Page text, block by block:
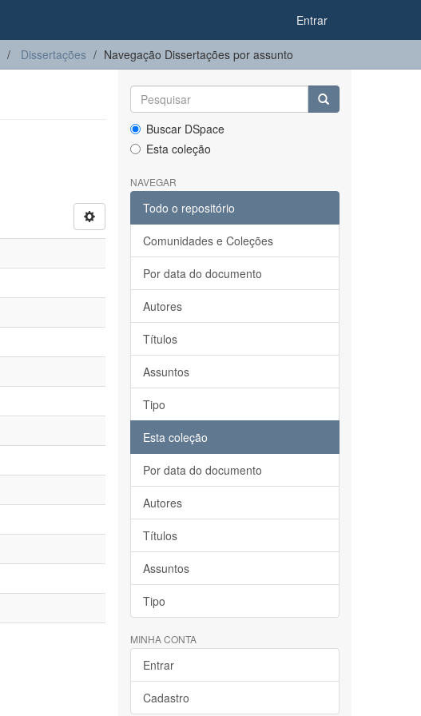
Entrar
Dissertações Navegação Dissertações por assunto
Buscar DSpace
Esta coleção
NAVEGAR
Todo o repositório
Comunidades e Coleções
Por data do documento
Autores
Títulos
Assuntos
Tipo
Esta coleção
Por data do documento
Autores
Títulos
Assuntos
Tipo
MINHA CONTA
Entrar
Cadastro